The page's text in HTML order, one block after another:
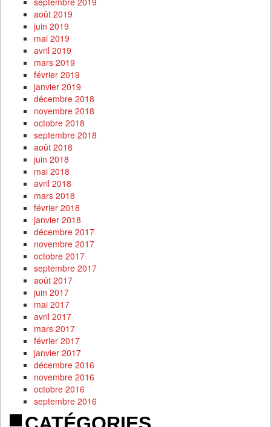
août 2019
juin 2019
mai 2019
avril 2019
mars 2019
février 2019
janvier 2019
décembre 2018
novembre 2018
octobre 2018
septembre 2018
août 2018
juin 2018
mai 2018
avril 2018
mars 2018
février 2018
janvier 2018
décembre 2017
novembre 2017
octobre 2017
septembre 2017
août 2017
juin 2017
mai 2017
avril 2017
mars 2017
février 2017
janvier 2017
décembre 2016
novembre 2016
octobre 2016
septembre 2016